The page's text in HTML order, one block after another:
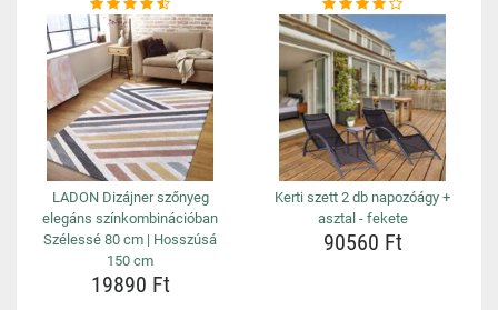
LADON Dizájner szőnyeg
elegáns színkombinációban
Szélessé 80 cm | Hosszúsá
150 cm
19890 Ft
Kerti szett 2 db napozóágy +
asztal - fekete
90560 Ft